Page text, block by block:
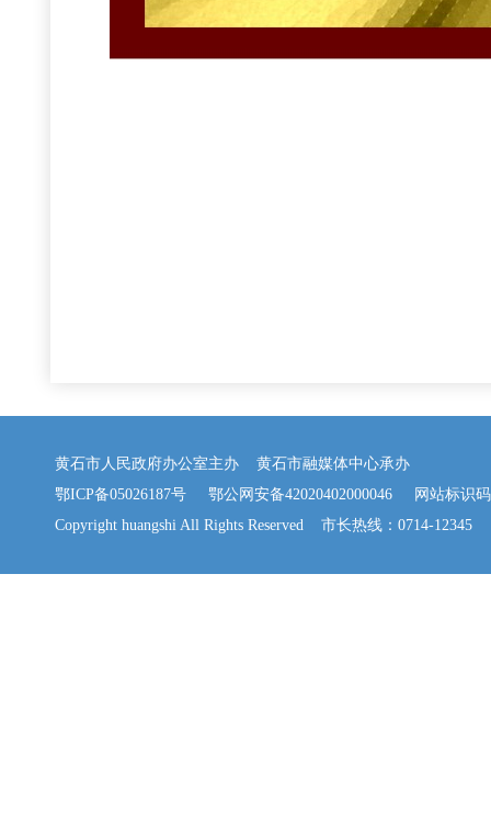
黄石市人民政府办公室主办 黄石市融媒体中心承办
鄂ICP备05026187号
鄂公网安备42020402000046 网站标识码
Copyright huangshi All Rights Reserved 市长热线：0714-12345